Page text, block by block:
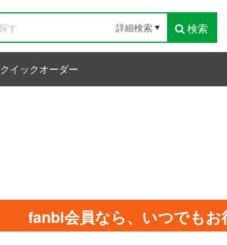
検索
詳細検索
クイックオーダー
fanbi会員なら、いつでもお